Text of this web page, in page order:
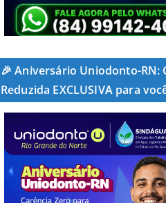
🎉 Aniversário Uniodonto-RN:
Reduzida EXCLUSIVA para